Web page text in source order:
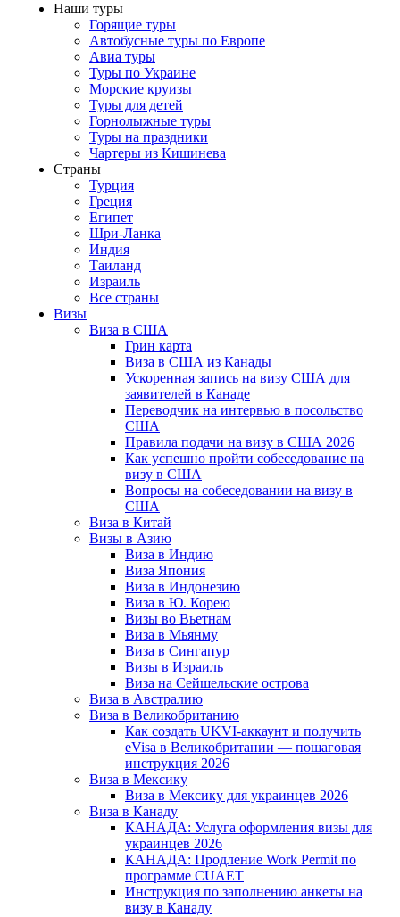
Наши туры
Горящие туры
Автобусные туры по Европе
Авиа туры
Туры по Украине
Морские круизы
Туры для детей
Горнолыжные туры
Туры на праздники
Чартеры из Кишинева
Страны
Турция
Греция
Египет
Шри-Ланка
Индия
Таиланд
Израиль
Все страны
Визы
Виза в США
Грин карта
Виза в США из Канады
Ускоренная запись на визу США для
заявителей в Канаде
Переводчик на интервью в посольство
США
Правила подачи на визу в США 2026
Как успешно пройти собеседование на
визу в США
Вопросы на собеседовании на визу в
США
Виза в Китай
Визы в Азию
Виза в Индию
Виза Япония
Виза в Индонезию
Виза в Ю. Корею
Визы во Вьетнам
Виза в Мьянму
Виза в Сингапур
Визы в Израиль
Виза на Сейшельские острова
Виза в Австралию
Виза в Великобританию
Как создать UKVI-аккаунт и получить
eVisa в Великобритании — пошаговая
инструкция 2026
Виза в Мексику
Виза в Мексику для украинцев 2026
Виза в Канаду
КАНАДА: Услуга оформления визы для
украинцев 2026
КАНАДА: Продление Work Permit по
программе CUAET
Инструкция по заполнению анкеты на
визу в Канаду